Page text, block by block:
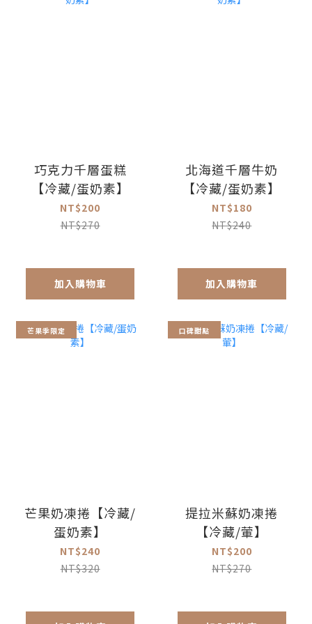
巧克力千層蛋糕
【冷藏/蛋奶素】
NT$200
NT$270
加入購物車
北海道千層牛奶
【冷藏/蛋奶素】
NT$180
NT$240
加入購物車
芒果季限定
芒果奶凍捲【冷藏/
蛋奶素】
NT$240
NT$320
口碑甜點
提拉米蘇奶凍捲
【冷藏/葷】
NT$200
NT$270